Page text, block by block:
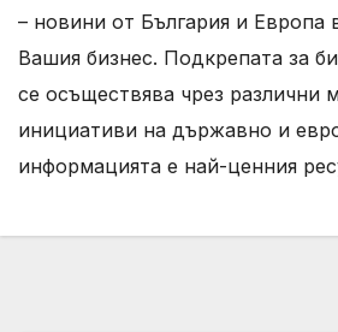
– новини от България и Европа
Вашия бизнес. Подкрепата за
се осъществява чрез различни
инициативи на държавно и
информацията е най-ценния